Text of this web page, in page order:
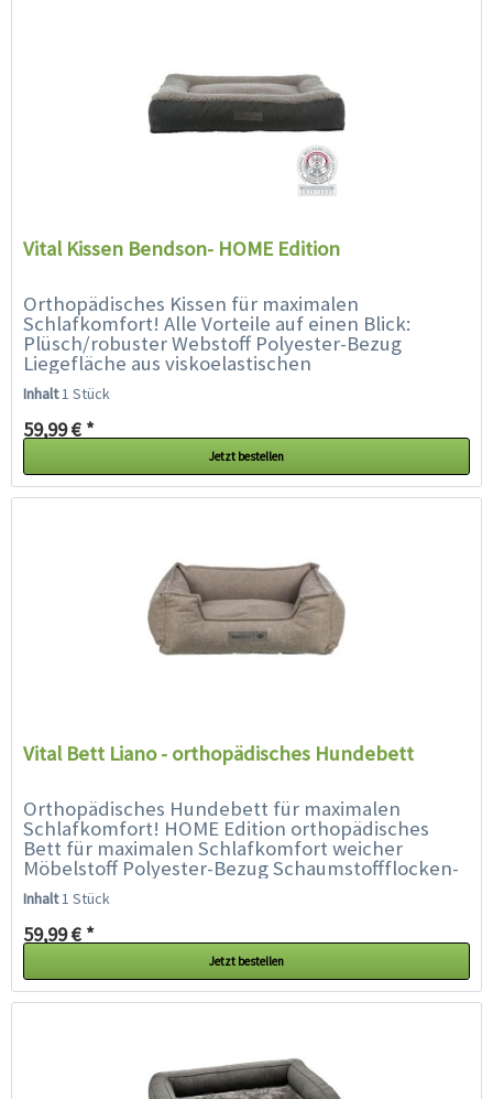
Vital Kissen Bendson- HOME Edition
Orthopädisches Kissen für maximalen
Schlafkomfort! Alle Vorteile auf einen Blick:
Plüsch/robuster Webstoff Polyester-Bezug
Liegefläche aus viskoelastischen
Schaumstoffflocken (Memory-Effekt), 13 und 14
cm...
Inhalt1 Stück
59,99 € *
Jetzt bestellen
Vital Bett Liano - orthopädisches Hundebett
Orthopädisches Hundebett für maximalen
Schlafkomfort! HOME Edition orthopädisches
Bett für maximalen Schlafkomfort weicher
Möbelstoff Polyester-Bezug Schaumstoffflocken-
Füllung mit fest integriertem Kissen Bezug...
Inhalt1 Stück
59,99 € *
Jetzt bestellen